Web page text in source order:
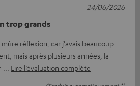
trop grands
réflexion, car j'avais beaucoup
mais après plusieurs années, la
Lire l’évaluation complète
24/06/2026